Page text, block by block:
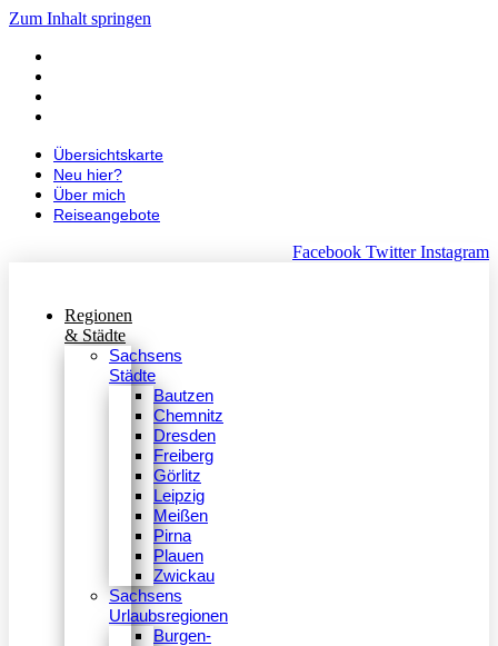
Zum Inhalt springen
Übersichtskarte
Neu hier?
Über mich
Reiseangebote
Facebook Twitter Instagram
Regionen
& Städte
Sachsens
Städte
Bautzen
Chemnitz
Dresden
Freiberg
Görlitz
Leipzig
Meißen
Pirna
Plauen
Zwickau
Sachsens
Urlaubsregionen
Burgen-